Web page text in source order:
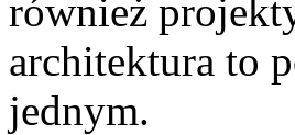
również
architektura to
jednym.